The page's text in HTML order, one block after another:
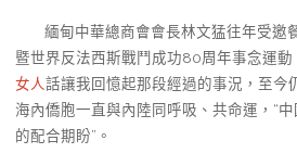
緬甸中華總商會會長林文猛往年受邀
暨世界反法西斯戰鬥成功80周年事念運動
女人話讓我回憶起那段經過的事況，至今
海內僑胞一直與內陸同呼吸、共命運，“
的配合期盼”。